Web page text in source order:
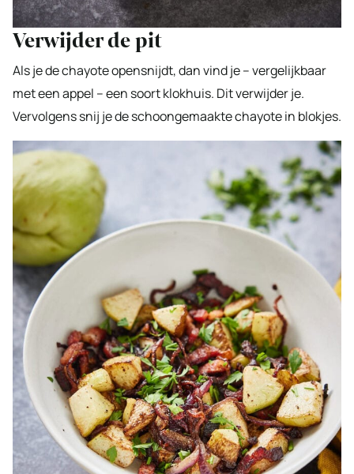
Verwijder de pit
Als je de chayote opensnijdt, dan vind je – vergelijkbaar
met een appel – een soort klokhuis. Dit verwijder je.
Vervolgens snij je de schoongemaakte chayote in blokjes.